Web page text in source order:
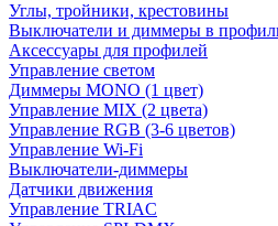
Углы, тройники, крестовины
Выключатели и диммеры в
Аксессуары для профилей
Управление светом
Диммеры MONO (1 цвет)
Управление MIX (2 цвета)
Управление RGB (3-6 цветов)
Управление Wi-Fi
Выключатели-диммеры
Датчики движения
Управление TRIAC